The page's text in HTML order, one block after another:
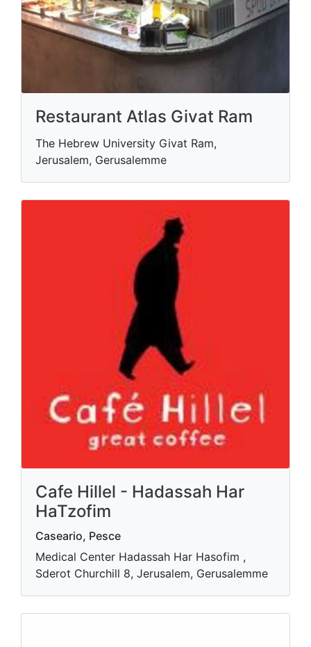
Restaurant Atlas Givat Ram
The Hebrew University Givat Ram,
Jerusalem, Gerusalemme
Cafe Hillel - Hadassah Har
HaTzofim
Caseario, Pesce
Medical Center Hadassah Har Hasofim ,
Sderot Churchill 8, Jerusalem, Gerusalemme